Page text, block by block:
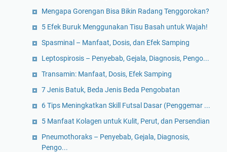
Mengapa Gorengan Bisa Bikin Radang Tenggorokan?
5 Efek Buruk Menggunakan Tisu Basah untuk Wajah!
Spasminal – Manfaat, Dosis, dan Efek Samping
Leptospirosis – Penyebab, Gejala, Diagnosis, Pengo...
Transamin: Manfaat, Dosis, Efek Samping
7 Jenis Batuk, Beda Jenis Beda Pengobatan
6 Tips Meningkatkan Skill Futsal Dasar (Penggemar ...
5 Manfaat Kolagen untuk Kulit, Perut, dan Persendian
Pneumothoraks – Penyebab, Gejala, Diagnosis,
Pengo...